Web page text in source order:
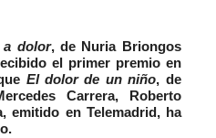
a dolor, de Nuria Briongos
el primer premio en
El dolor de un niño, de
Carrera, Roberto
emitido en Telemadrid, ha